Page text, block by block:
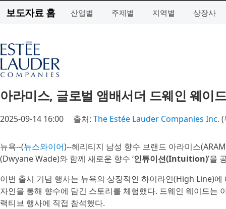
보도자료 홈 산업별 주제별 지역별 상장사
아라미스, 글로벌 앰배서더 드웨인 웨이
2025-09-14 16:00 출처: The Estée Lauder Companies Inc. (
뉴욕--(뉴스와이어)--헤리티지 남성 향수 브랜드 아라미스
(Dwyane Wade)와 함께 새로운 향수 ‘인튜이션(Intuition)’을
이번 출시 기념 행사는 뉴욕의 상징적인 하이라인(High Line)
자인을 통해 향수에 담긴 스토리를 체험했다. 드웨인 웨이드
랙티브 행사에 직접 참석했다.